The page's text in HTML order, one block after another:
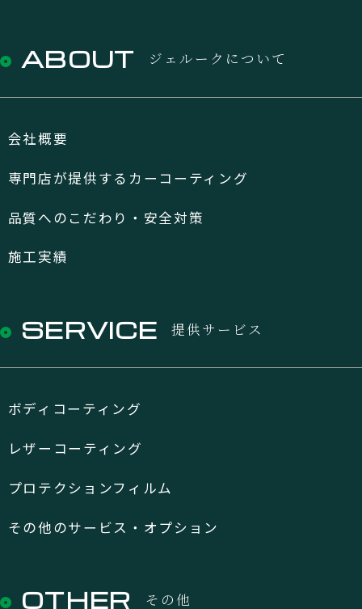
ABOUT ジェルークについて
会社概要
専門店が提供するカーコーティング
品質へのこだわり・安全対策
施工実績
SERVICE 提供サービス
ボディコーティング
レザーコーティング
プロテクションフィルム
その他のサービス・オプション
OTHER その他